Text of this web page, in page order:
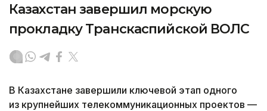
Казахстан завершил морскую
прокладку Транскаспийской ВОЛС
В Казахстане завершили ключевой этап одного
из крупнейших телекоммуникационных проектов —